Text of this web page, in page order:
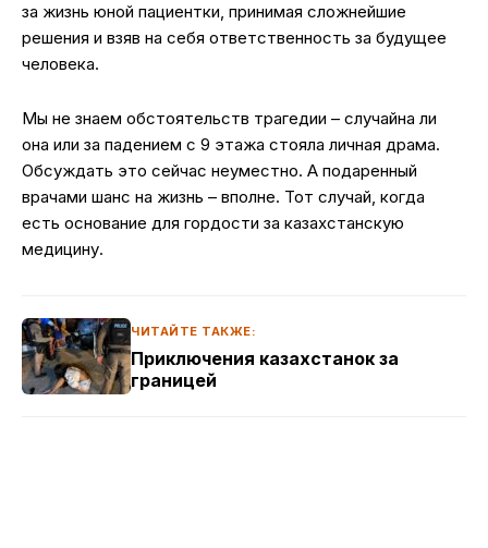
за жизнь юной пациентки, принимая сложнейшие
решения и взяв на себя ответственность за будущее
человека.
Мы не знаем обстоятельств трагедии – случайна ли
она или за падением с 9 этажа стояла личная драма.
Обсуждать это сейчас неуместно. А подаренный
врачами шанс на жизнь – вполне. Тот случай, когда
есть основание для гордости за казахстанскую
медицину.
ЧИТАЙТЕ ТАКЖЕ:
Приключения казахстанок за
границей